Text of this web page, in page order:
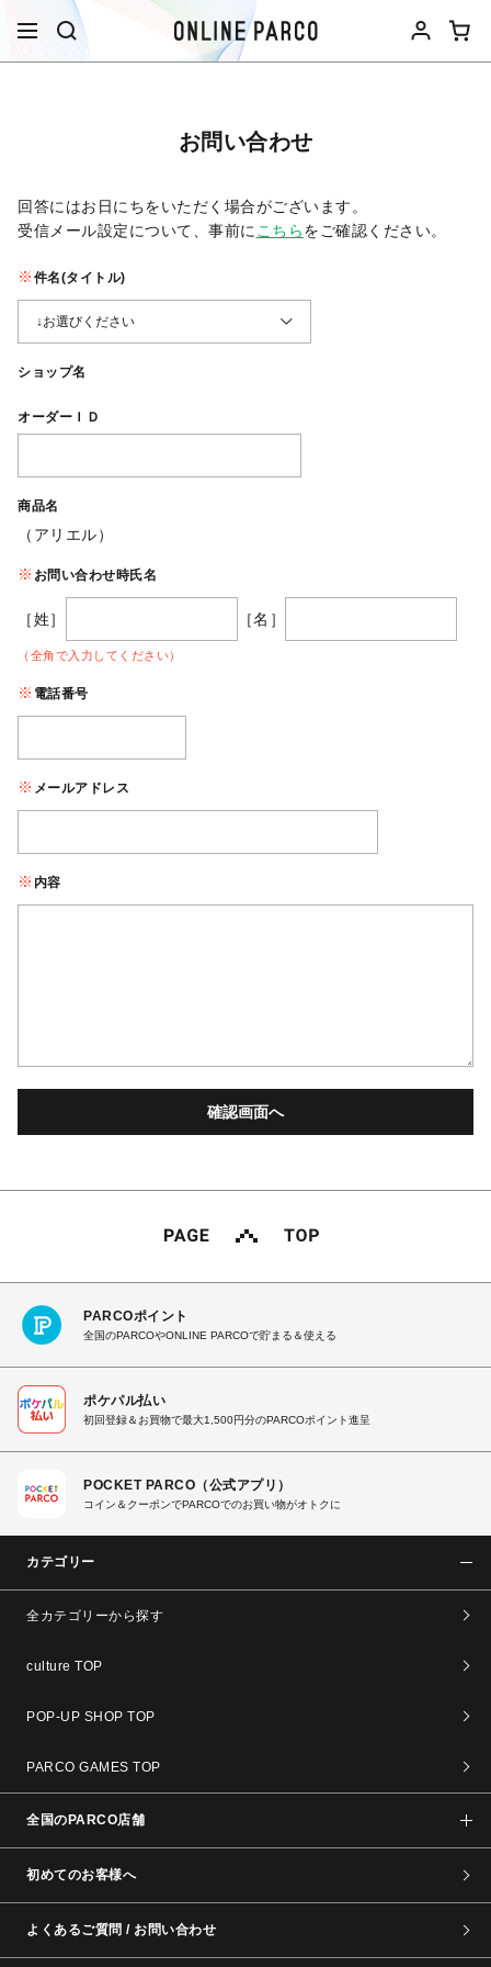
お問い合わせ
回答にはお日にちをいただく場合がございます。
受信メール設定について、事前に こちらをご確認ください。​
件名(タイトル)
ショップ名
オーダーＩＤ
商品名
（アリエル）
お問い合わせ時氏名
［姓］ ［名］
（全角で入力してください）
電話番号
メールアドレス
内容
PARCOポイント
全国のPARCOやONLINE PARCOで貯まる＆使える
ポケパル払い
初回登録＆お買物で最大1,500円分のPARCOポイント進呈
POCKET PARCO（公式アプリ）
コイン＆クーポンでPARCOでのお買い物がオトクに
カテゴリー
全カテゴリーから探す
culture TOP
POP-UP SHOP TOP
PARCO GAMES TOP
全国のPARCO店舗
初めてのお客様へ
よくあるご質問 / お問い合わせ